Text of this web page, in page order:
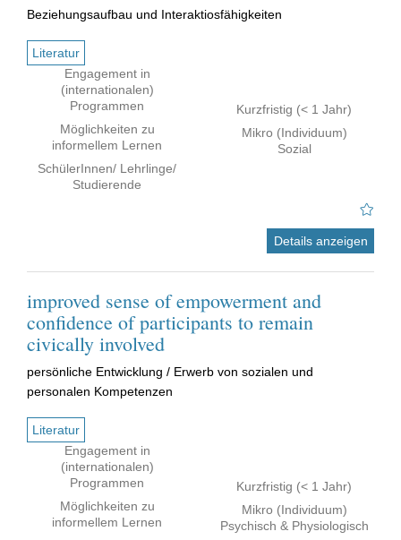
Beziehungsaufbau und Interaktiosfähigkeiten
Literatur
Engagement in
(internationalen)
Programmen
Möglichkeiten zu
informellem Lernen
SchülerInnen/ Lehrlinge/
Studierende
Kurzfristig (< 1 Jahr)
Mikro (Individuum)
Sozial
Details anzeigen
improved sense of empowerment and
confidence of participants to remain
civically involved
persönliche Entwicklung / Erwerb von sozialen und
personalen Kompetenzen
Literatur
Engagement in
(internationalen)
Programmen
Möglichkeiten zu
informellem Lernen
Kurzfristig (< 1 Jahr)
Mikro (Individuum)
Psychisch & Physiologisch